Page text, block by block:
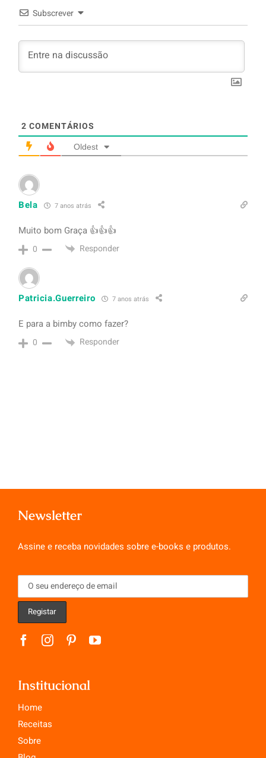
Subscrever
2 COMENTÁRIOS
Oldest
Bela 7 anos atrás
Muito bom Graça 👍👍👍
0 Responder
Patricia.Guerreiro 7 anos atrás
E para a bimby como fazer?
0 Responder
Newsletter
Assine e receba novidades sobre e-books e produtos.
Institucional
Home
Receitas
Sobre